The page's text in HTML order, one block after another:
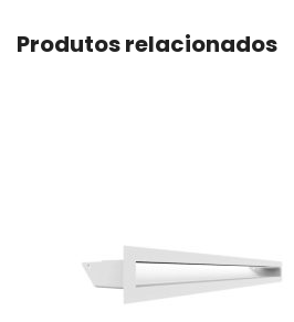
Produtos relacionados